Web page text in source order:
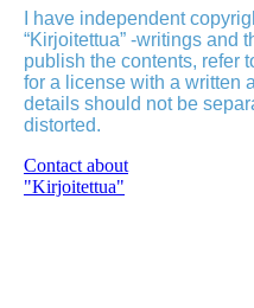
I have independent
“Kirjoitettua” -writings and
publish the contents, refer
for a license with a written
details should not be
distorted.
Contact about
"Kirjoitettua"